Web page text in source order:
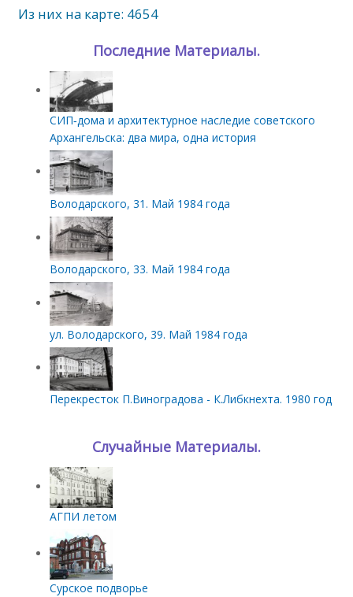
Из них на карте: 4654
Последние Материалы.
СИП‑дома и архитектурное наследие советского
Архангельска: два мира, одна история
Володарского, 31. Май 1984 года
Володарского, 33. Май 1984 года
ул. Володарского, 39. Май 1984 года
Перекресток П.Виноградова - К.Либкнехта. 1980 год
Случайные Материалы.
АГПИ летом
Сурское подворье